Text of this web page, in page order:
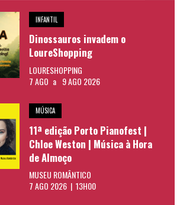
INFANTIL
Dinossauros invadem o
LoureShopping
LOURESHOPPING
7 AGO a 9 AGO 2026
MÚSICA
11ª edição Porto Pianofest |
Chloe Weston | Música à Hora
de Almoço
MUSEU ROMÂNTICO
7 AGO 2026 | 13H00